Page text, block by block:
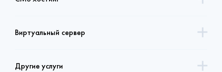
Виртуальный сервер
Другие услуги